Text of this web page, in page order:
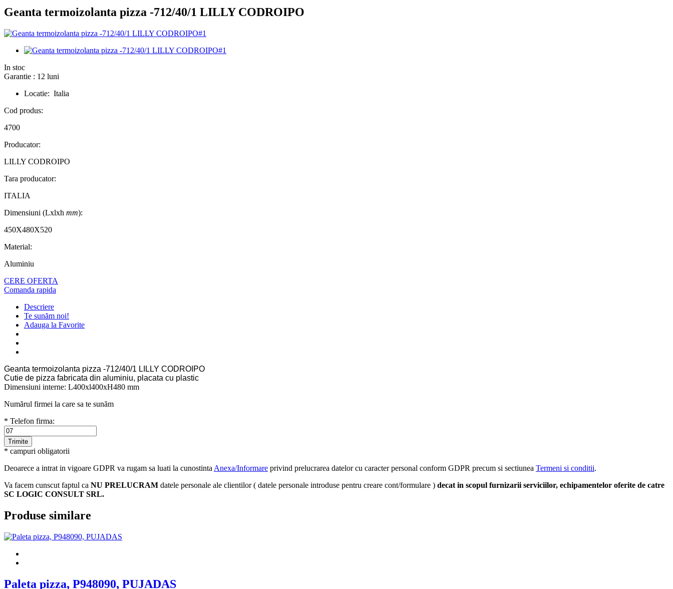
Geanta termoizolanta pizza -712/40/1 LILLY CODROIPO
In stoc
Garantie : 12 luni
Locatie: Italia
Cod produs:
4700
Producator:
LILLY CODROIPO
Tara producator:
ITALIA
Dimensiuni (Lxlxh mm):
450X480X520
Material:
Aluminiu
CERE OFERTA
Comanda rapida
Descriere
Te sunăm noi!
Adauga la Favorite
Geanta termoizolanta pizza -712/40/1 LILLY CODROIPO
Cutie de pizza fabricata din aluminiu, placata cu plastic
Dimensiuni interne: L400xl400xH480 mm
Numărul firmei la care sa te sunăm
* Telefon firma:
* campuri obligatorii
Deoarece a intrat in vigoare GDPR va rugam sa luati la cunostinta Anexa/Informare privind prelucrarea datelor cu caracter personal conform GDPR precum si sectiunea Termeni si conditii.
Va facem cunscut faptul ca NU PRELUCRAM datele personale ale clientilor ( datele personale introduse pentru creare cont/formulare ) decat in scopul furnizarii serviciilor, echipamentelor oferite de catre
SC LOGIC CONSULT SRL.
Produse similare
Paleta pizza, P948090, PUJADAS